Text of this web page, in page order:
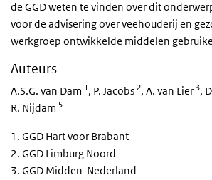
de GGD weten te vinden over dit
voor de advisering over veehouderij en
werkgroep ontwikkelde middelen
Auteurs
A.S.G. van Dam 1, P. Jacobs 2, A. van Lier 3,
R. Nijdam 5
1. GGD Hart voor Brabant
2. GGD Limburg Noord
3. GGD Midden-Nederland